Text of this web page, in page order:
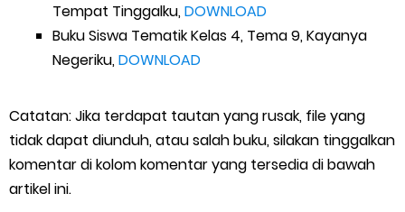
Tempat Tinggalku,DOWNLOAD
Buku Siswa Tematik Kelas 4, Tema 9, Kayanya
Negeriku,DOWNLOAD
Catatan: Jika terdapat tautan yang rusak, file yang
tidak dapat diunduh, atau salah buku, silakan tinggalkan
komentar di kolom komentar yang tersedia di bawah
artikel ini.